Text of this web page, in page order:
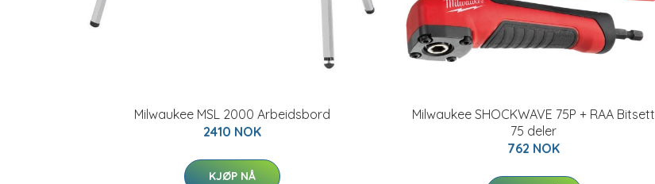
Milwaukee MSL 2000 Arbeidsbord
2410 NOK
KJØP NÅ
Milwaukee SHOCKWAVE 75P + RAA Bitsett
75 deler
762 NOK